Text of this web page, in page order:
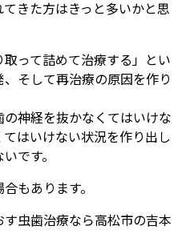
きた方はきっと多いかと思
って詰めて治療する」とい
そして再治療の原因を作り
神経を抜かなくてはいけな
はいけない状況を作り出し
です。
もあります。